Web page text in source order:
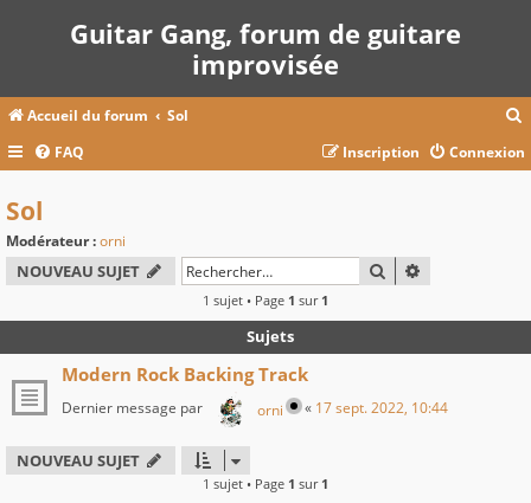
Guitar Gang, forum de guitare
improvisée
Accueil du forum Sol
c
e
FAQ Connexion
Inscription
Sol
Modérateur :orni
NOUVEAU SUJET RECHERCHER
1 sujet • Page 1 sur 1
Sujets
Modern Rock Backing Track
Dernier message par orni « 17 sept. 2022, 10:44
NOUVEAU SUJET
1 sujet • Page 1 sur 1